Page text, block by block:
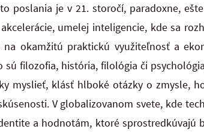
poslania je v 21. storočí, paradoxne,
umelej inteligencie, kde sa
okamžitú praktickú využiteľnosť a
sú filozofia, história, filológia či
myslieť, klásť hlboké otázky o zmysle,
V globalizovanom svete, kde
a hodnotám, ktoré sprostredkúvajú